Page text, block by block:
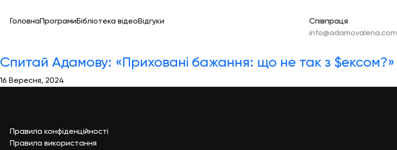
ГоловнаПрограмиБібліотека відеоВідгуки
Співпраця
info@adamovalena.com
Спитай Адамову: «Приховані бажання: що не так з $ексом?»
16 Вересня, 2024
Правила конфіденційності
Правила використання